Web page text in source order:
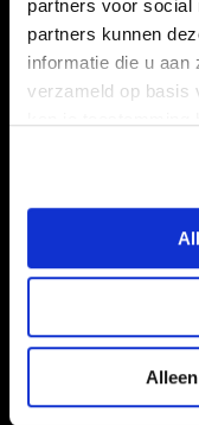
partners voor social
partners kunnen
informatie die u aan
verzameld op basis
Navigeer
STADION
Informatie